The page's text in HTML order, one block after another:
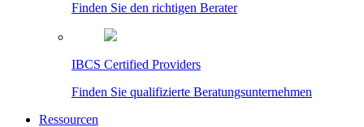
Finden Sie den richtigen Berater
IBCS Certified Providers
Finden Sie qualifizierte Beratungsunternehmen
Ressourcen